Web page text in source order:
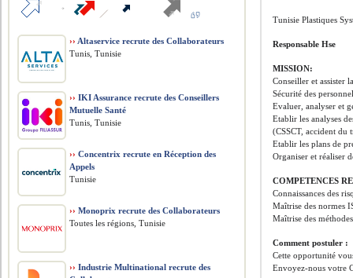
Tunisie Plastiques
Responsable Hse
MISSION:
Conseiller et assister
Sécurité des
Evaluer, analyser et
Etablir les analyses
(CSSCT, accident
Etablir les plans de
Organiser et réaliser
COMPETENCES
Connaissances des
Maîtrise des normes
Maîtrise des
Comment postuler :
Cette opportunité
Envoyez-nous votre
›› Altaservice recrute des Collaborateurs
Tunis, Tunisie
›› IKI Assurance recrute des Conseillers
Mutuelle Santé
Tunis, Tunisie
›› Concentrix recrute en Réception des
Appels
Tunisie
›› Monoprix recrute des Collaborateurs
Toutes les régions, Tunisie
›› Industrie Multinational recrute des